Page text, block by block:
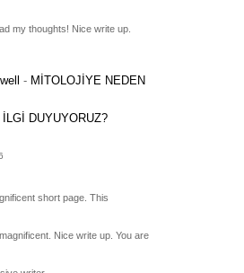
my thoughts! Nice write up.
- MİTOLOJİYE NEDEN
DUYUYORUZ?
short page. This
Nice write up. You are